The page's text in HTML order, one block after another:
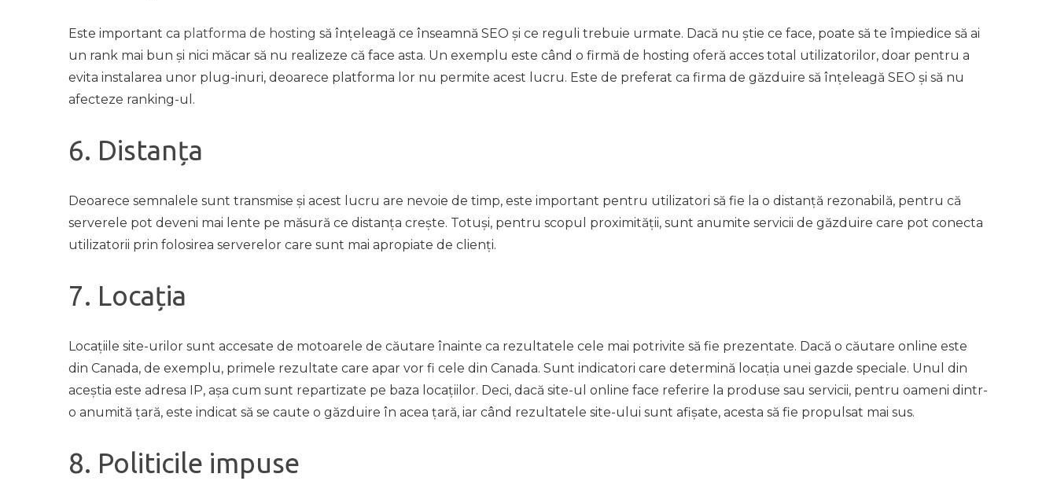
Este important ca platforma de hosting să înțeleagă ce înseamnă SEO și ce reguli trebuie urmate. Dacă nu știe ce face, poate să te împiedice să ai
un rank mai bun și nici măcar să nu realizeze că face asta. Un exemplu este când o firmă de hosting oferă acces total utilizatorilor, doar pentru a
evita instalarea unor plug-inuri, deoarece platforma lor nu permite acest lucru. Este de preferat ca firma de găzduire să înțeleagă SEO și să nu
afecteze ranking-ul.
6. Distanța
Deoarece semnalele sunt transmise și acest lucru are nevoie de timp, este important pentru utilizatori să fie la o distanță rezonabilă, pentru că
serverele pot deveni mai lente pe măsură ce distanța crește. Totuși, pentru scopul proximității, sunt anumite servicii de găzduire care pot conecta
utilizatorii prin folosirea serverelor care sunt mai apropiate de clienți.
7. Locația
Locațiile site-urilor sunt accesate de motoarele de căutare înainte ca rezultatele cele mai potrivite să fie prezentate. Dacă o căutare online este
din Canada, de exemplu, primele rezultate care apar vor fi cele din Canada. Sunt indicatori care determină locația unei gazde speciale. Unul din
aceștia este adresa IP, așa cum sunt repartizate pe baza locațiilor. Deci, dacă site-ul online face referire la produse sau servicii, pentru oameni dintr-
o anumită țară, este indicat să se caute o găzduire în acea țară, iar când rezultatele site-ului sunt afișate, acesta să fie propulsat mai sus.
8. Politicile impuse